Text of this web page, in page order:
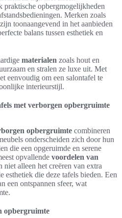
praktische opbergmogelijkheden
Merken zoals
toonaangevend in het aanbieden
balans tussen esthetiek en
materialen zoals hout en
en stralen ze luxe uit. Met
eenvoudig om een salontafel te
interieurstijl.
met verborgen opbergruimte
opbergruimte combineren
onderscheiden zich door hun
die een opgeruimde en serene
opvallende voordelen van
niet alleen het creëren van extra
esthetiek die deze tafels bieden. Een
een ontspannen sfeer, wat
opbergruimte